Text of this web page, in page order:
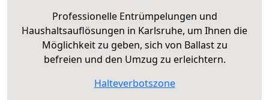
Professionelle Entrümpelungen und
Haushaltsauflösungen in Karlsruhe, um Ihnen die
Möglichkeit zu geben, sich von Ballast zu
befreien und den Umzug zu erleichtern.
Halteverbotszone